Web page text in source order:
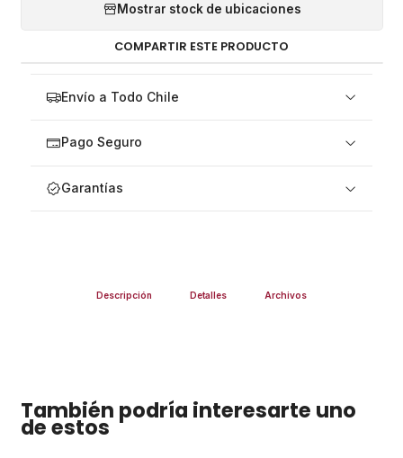
Mostrar stock de ubicaciones
COMPARTIR ESTE PRODUCTO
Envío a Todo Chile
Pago Seguro
Garantías
Descripción Detalles Archivos
También podría interesarte uno
de estos